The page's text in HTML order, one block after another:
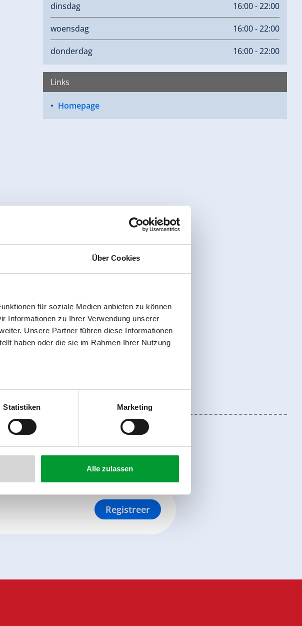
Über Cookies
für soziale Medien anbieten zu können
Informationen zu Ihrer Verwendung unserer
Unsere Partner führen diese Informationen
haben oder die sie im Rahmen Ihrer Nutzung
Statistiken Marketing
Alle zulassen
dinsdag 16:00 - 22:00
woensdag 16:00 - 22:00
donderdag 16:00 - 22:00
Links
Homepage
Registreer